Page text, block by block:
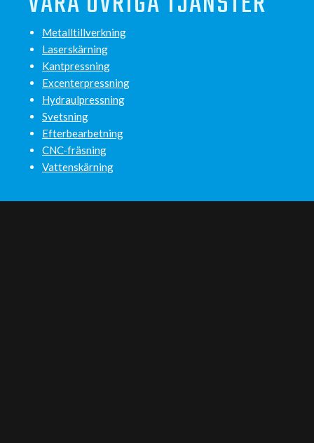
Metalltillverkning
Laserskärning
Kantpressning
Excenterpressning
Hydraulpressning
Svetsning
Efterbearbetning
CNC-fräsning
Vattenskärning